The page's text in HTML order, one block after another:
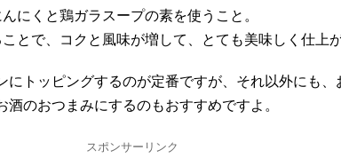
にくと鶏ガラスープの素を使うこと。
とで、コクと風味が増して、とても美味しく仕上が
にトッピングするのが定番ですが、それ以外にも、
酒のおつまみにするのもおすすめですよ。
スポンサーリンク